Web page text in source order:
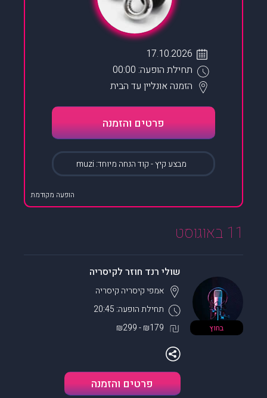
17.10.2026
תחילת הופעה: 00:00
הזמנה אונליין עד הבית
פרטים והזמנה
מבצע קיץ - קוד הנחה מיוחד: muzi
הופעה מקודמת
11 באוגוסט
בחוץ
שולי רנד חוזר לקיסריה
תחילת הופעה: 20:45
אמפי קיסריה קיסריה
₪179 - ₪299
פרטים והזמנה